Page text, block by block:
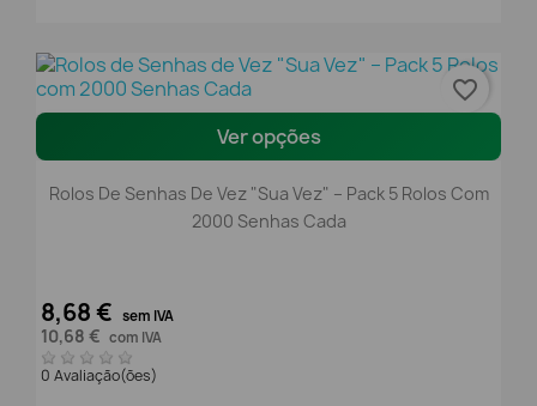
Ver opções
Rolos De Senhas De Vez "Sua Vez" – Pack 5 Rolos Com
2000 Senhas Cada
8,68 € sem IVA
10,68 € com IVA
0 Avaliação(ões)
favorite_border